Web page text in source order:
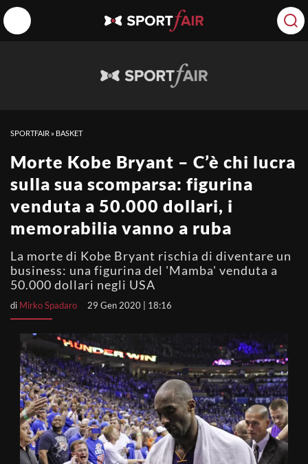
SPORTFAIR » BASKET
Morte Kobe Bryant – C’è chi lucra
sulla sua scomparsa: figurina
venduta a 50.000 dollari, i
memorabilia vanno a ruba
La morte di Kobe Bryant rischia di diventare un
business: una figurina del 'Mamba' venduta a
50.000 dollari negli USA
di Mirko Spadaro 29 Gen 2020 | 18:16